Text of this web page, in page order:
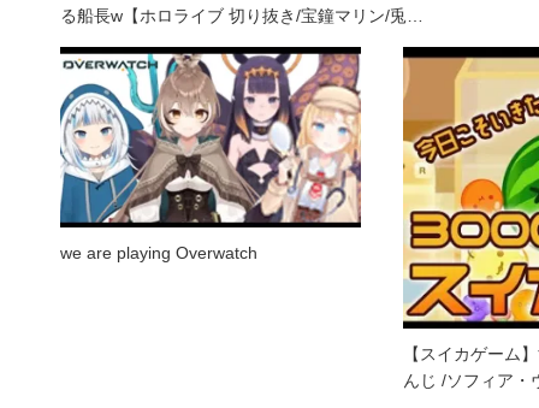
る船長w【ホロライブ 切り抜き/宝鐘マリン/兎…
we are playing Overwatch
【スイカゲーム
んじ /ソフィア・